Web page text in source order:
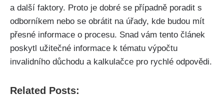
a další faktory. Proto je dobré se případně poradit s
odborníkem nebo se obrátit na úřady, kde budou mít
přesné informace o procesu. Snad vám tento článek
poskytl užitečné informace k tématu výpočtu
invalidního důchodu a kalkulačce pro rychlé odpovědi.
Related Posts: